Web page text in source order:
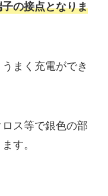
の接点となりま
まく充電ができ
ス等で銀色の部
す。